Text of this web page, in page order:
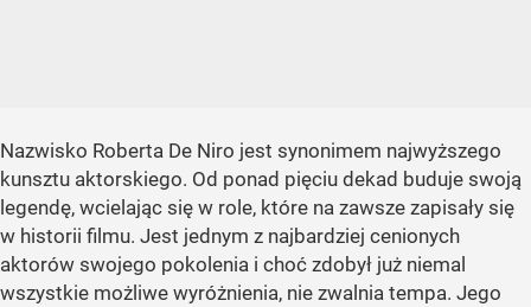
Nazwisko Roberta De Niro jest synonimem najwyższego
kunsztu aktorskiego. Od ponad pięciu dekad buduje swoją
legendę, wcielając się w role, które na zawsze zapisały się
w historii filmu. Jest jednym z najbardziej cenionych
aktorów swojego pokolenia i choć zdobył już niemal
wszystkie możliwe wyróżnienia, nie zwalnia tempa. Jego